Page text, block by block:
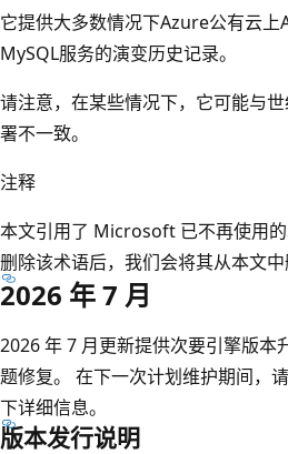
它提供大多数情况下Azure公有云
MySQL服务的演变历史记录。
请注意，在某些情况下，它可能与
署不一致。
注释
本文引用了 Microsoft 已不再使用的
删除该术语后，我们会将其从本文中
2026 年 7 月
2026 年 7 月更新提供次要引擎版本
题修复。 在下一次计划维护期间，
下详细信息。
版本发行说明